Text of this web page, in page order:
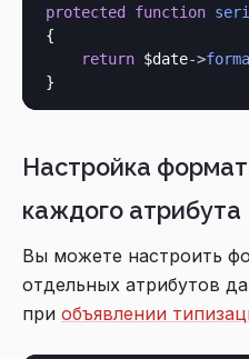
protected
function
{
return $date->
Настройка
каждого атрибута
Вы можете настроить
отдельных атрибутов
при объявлении